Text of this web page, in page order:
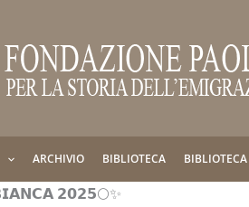
ARCHIVIO BIBLIOTECA
𝟮𝟬𝟮𝟱🌕✨